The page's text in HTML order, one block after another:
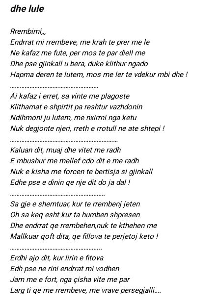
Rrembimi,,,
Endrrat mi rrembeve, me krah te prer me le
Ne kafaz me fute, per mos te par diell me
Dhe pse gjinkall u bera, duke klithur ngado
Hapma deren te lutem, mos me ler te vdekur mbi dhe !
………………………………………………
Ai kafaz i erret, sa vinte me plagoste
Klithamat e shpirtit pa reshtur vazhdonin
Ndihmoni ju lutem, me nxirrni nga ketu
Nuk degjonte njeri, rreth e rrotull ne ate shtepi !
…………………………………………………………
Kaluan dit, muaj dhe vitet me radh
E mbushur me mellef cdo dit e me radh
Nuk e kisha me forcen te bertisja si gjinkall
Edhe pse e dinin qe nje dit do ja dal !
………………………………………………….
Sa gje e shemtuar, kur te rrembenj jeten
Oh sa keq esht kur ta humben shpresen
Dhe endrrat qe rrembehen,nuk te kthehen me
Mallkuar qoft dita, qe fillova te perjetoj keto !
………………………………………………..
Erdhi ajo dit, kur lirin e fitova
Edh pse ne rini endrrat mi vodhen
Jam me e fort, nga çisha vite me par
Larg ti qe me rrembeve, me vrave persegjalli….